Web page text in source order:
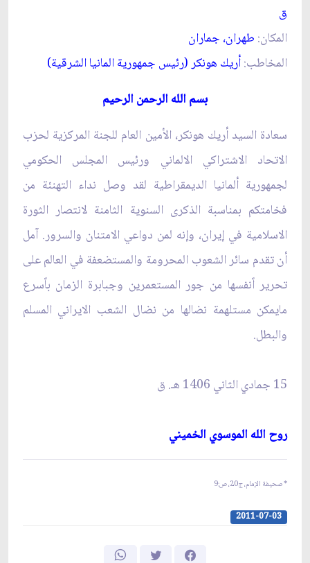
ق‏
المكان: طهران، جماران‏
المخاطب:أريك هونكر (رئيس جمهورية المانيا الشرقية)
بسم الله الرحمن الرحيم
سعادة السيد أريك هونكر، الأمين العام للجنة المركزية لحزب
الاتحاد الاشتراكي الالماني ورئيس المجلس الحكومي
لجمهورية ألمانيا الديمقراطية لقد وصل نداء التهنئة من
فخامتكم بمناسبة الذكرى السنوية الثامنة لانتصار الثورة
الاسلامية في إيران، وإنه لمن دواعي الامتنان والسرور. آمل
أن تقدم سائر الشعوب المحرومة والمستضعفة في العالم على
تحرير اًنفسها من جور المستعمرين وجبابرة الزمان باًسرع
مايمكن مستلهمة نضالها من نضال الشعب الايراني المسلم
والبطل.
15 جمادي الثاني 1406 هـ. ق‏
روح الله الموسوي الخميني‏
* صحيفة الإمام، ج20، ص:9
2011-07-03